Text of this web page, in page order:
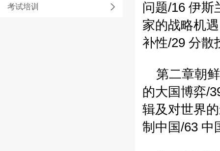
考试培训
问题/16 伊斯
家的战略机
补性/29 分散
第二章朝
的大国博弈/
辑及对世界
制中国/63 中